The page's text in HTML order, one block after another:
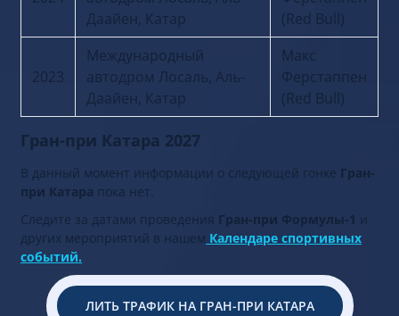
Даайен, Катар
(Red Bull)
2023
Международный
автодром Лосаль, Аль-
Даайен, Катар
Макс
Ферстаппен
(Red Bull)
Гран-при Катара 2027
В данный момент информации о следующей гонке Гран-
при Катара пока нет.
Следите за датами проведения Гран-при Формулы-1 и
других мероприятий в нашем Календаре спортивных
событий.
ЛИТЬ ТРАФИК НА ГРАН-ПРИ КАТАРА